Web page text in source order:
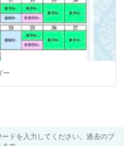
ー
ドを入力してください。過去のブ